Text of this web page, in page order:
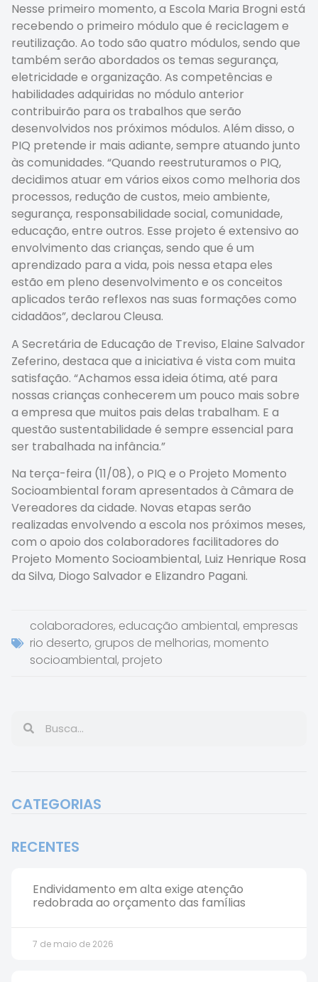
Nesse primeiro momento, a Escola Maria Brogni está
recebendo o primeiro módulo que é reciclagem e
reutilização. Ao todo são quatro módulos, sendo que
também serão abordados os temas segurança,
eletricidade e organização. As competências e
habilidades adquiridas no módulo anterior
contribuirão para os trabalhos que serão
desenvolvidos nos próximos módulos. Além disso, o
PIQ pretende ir mais adiante, sempre atuando junto
às comunidades. “Quando reestruturamos o PIQ,
decidimos atuar em vários eixos como melhoria dos
processos, redução de custos, meio ambiente,
segurança, responsabilidade social, comunidade,
educação, entre outros. Esse projeto é extensivo ao
envolvimento das crianças, sendo que é um
aprendizado para a vida, pois nessa etapa eles
estão em pleno desenvolvimento e os conceitos
aplicados terão reflexos nas suas formações como
cidadãos”, declarou Cleusa.
A Secretária de Educação de Treviso, Elaine Salvador
Zeferino, destaca que a iniciativa é vista com muita
satisfação. “Achamos essa ideia ótima, até para
nossas crianças conhecerem um pouco mais sobre
a empresa que muitos pais delas trabalham. E a
questão sustentabilidade é sempre essencial para
ser trabalhada na infância.”
Na terça-feira (11/08), o PIQ e o Projeto Momento
Socioambiental foram apresentados à Câmara de
Vereadores da cidade. Novas etapas serão
realizadas envolvendo a escola nos próximos meses,
com o apoio dos colaboradores facilitadores do
Projeto Momento Socioambiental, Luiz Henrique Rosa
da Silva, Diogo Salvador e Elizandro Pagani.
colaboradores, educação ambiental, empresas
rio deserto, grupos de melhorias, momento
socioambiental, projeto
CATEGORIAS
RECENTES
Endividamento em alta exige atenção
redobrada ao orçamento das famílias
7 de maio de 2026